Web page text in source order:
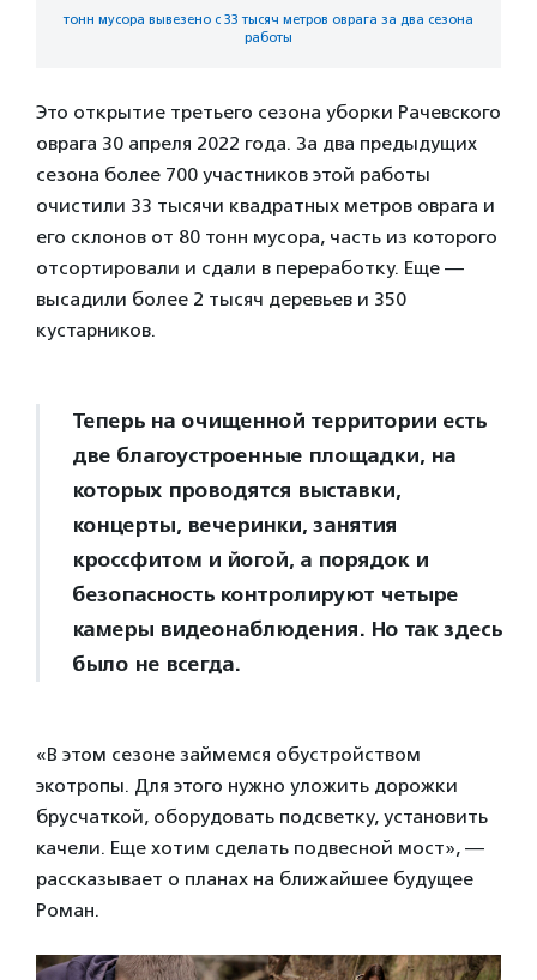
тонн мусора вывезено с 33 тысяч метров оврага за два сезона
работы
Это открытие третьего сезона уборки Рачевского
оврага 30 апреля 2022 года. За два предыдущих
сезона более 700 участников этой работы
очистили 33 тысячи квадратных метров оврага и
его склонов от 80 тонн мусора, часть из которого
отсортировали и сдали в переработку. Еще —
высадили более 2 тысяч деревьев и 350
кустарников.
Теперь на очищенной территории есть
две благоустроенные площадки, на
которых проводятся выставки,
концерты, вечеринки, занятия
кроссфитом и йогой, а порядок и
безопасность контролируют четыре
камеры видеонаблюдения. Но так здесь
было не всегда.
«В этом сезоне займемся обустройством
экотропы. Для этого нужно уложить дорожки
брусчаткой, оборудовать подсветку, установить
качели. Еще хотим сделать подвесной мост», —
рассказывает о планах на ближайшее будущее
Роман.